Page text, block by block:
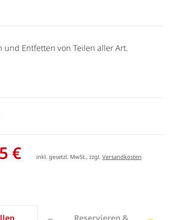
und Entfetten von Teilen aller Art.
€ inkl. gesetzl. MwSt., zzgl.Versandkosten
Reservieren &